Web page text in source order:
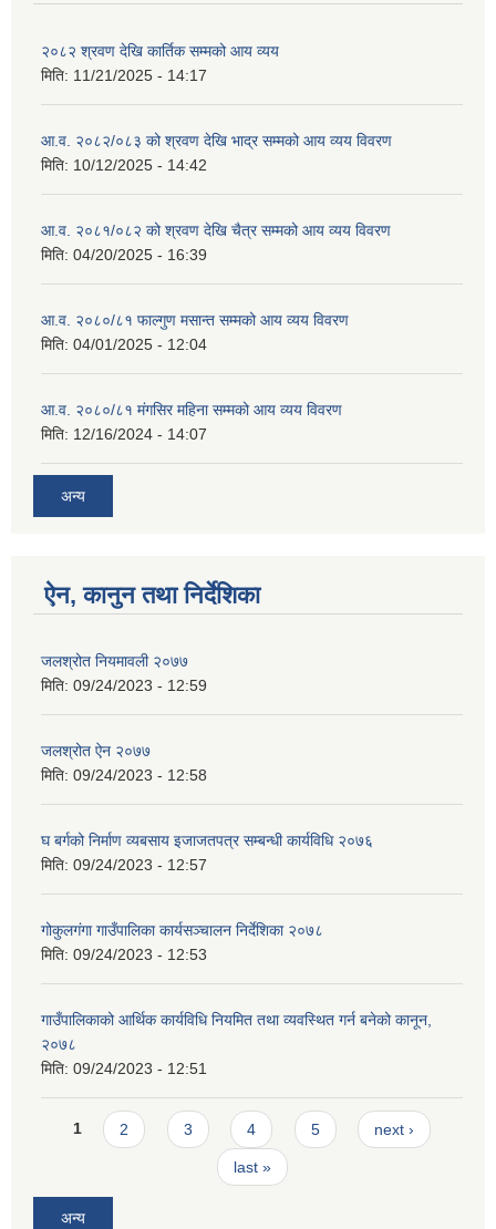
२०८२ श्रवण देखि कार्तिक सम्मको आय व्यय
मिति: 11/21/2025 - 14:17
आ.व. २०८२/०८३ को श्रवण देखि भाद्र सम्मको आय व्यय विवरण
मिति: 10/12/2025 - 14:42
आ.व. २०८१/०८२ को श्रवण देखि चैत्र सम्मको आय व्यय विवरण
मिति: 04/20/2025 - 16:39
आ.व. २०८०/८१ फाल्गुण मसान्त सम्मको आय व्यय विवरण
मिति: 04/01/2025 - 12:04
आ.व. २०८०/८१ मंगसिर महिना सम्मको आय व्यय विवरण
मिति: 12/16/2024 - 14:07
अन्य
ऐन, कानुन तथा निर्देशिका
जलश्रोत नियमावली २०७७
मिति: 09/24/2023 - 12:59
जलश्रोत ऐन २०७७
मिति: 09/24/2023 - 12:58
घ बर्गको निर्माण व्यबसाय इजाजतपत्र सम्बन्धी कार्यविधि २०७६
मिति: 09/24/2023 - 12:57
गोकुलगंगा गाउँपालिका कार्यसञ्चालन निर्देशिका २०७८
मिति: 09/24/2023 - 12:53
गाउँपालिकाको आर्थिक कार्यविधि नियमित तथा व्यवस्थित गर्न बनेको कानून,
२०७८
मिति: 09/24/2023 - 12:51
Pages
1 2 3 4 5 next ›
last »
अन्य